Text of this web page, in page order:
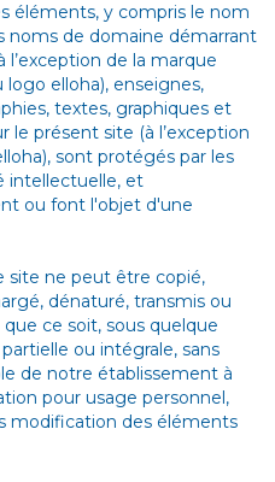
éléments, y compris le nom
noms de domaine démarrant
l’exception de la marque
logo elloha), enseignes,
textes, graphiques et
le présent site (à l’exception
sont protégés par les
intellectuelle, et
ou font l'objet d'une
site ne peut être copié,
dénaturé, transmis ou
ce soit, sous quelque
ou intégrale, sans
de notre établissement à
pour usage personnel,
modification des éléments